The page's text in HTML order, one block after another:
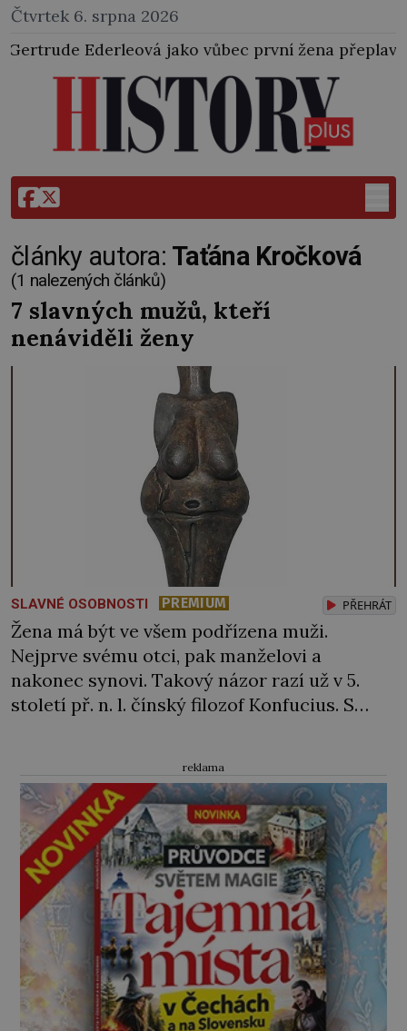
Čtvrtek 6. srpna 2026
jako vůbec první žena přeplavala kanál La
články autora: Taťána Kročková
(1 nalezených článků)
7 slavných mužů, kteří
nenáviděli ženy
SLAVNÉ OSOBNOSTI PREMIUM PŘEHRÁT
Žena má být ve všem podřízena muži.
Nejprve svému otci, pak manželovi a
nakonec synovi. Takový názor razí už v 5.
století př. n. l. čínský filozof Konfucius. S
krátký proces! „A běda té ženě, která se
tomu vzepře!“ hrozí ještě Konfucius. […]
reklama